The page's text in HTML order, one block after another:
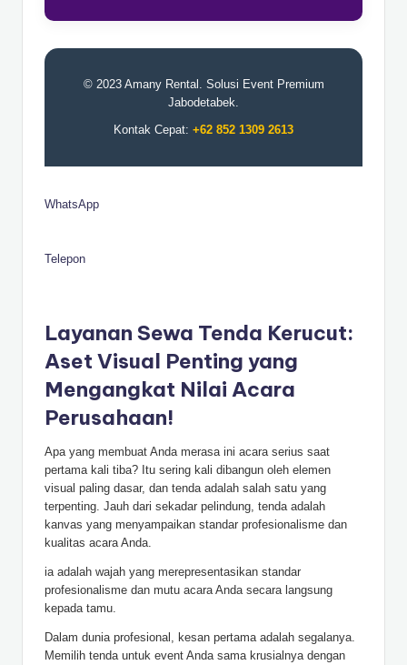
© 2023 Amany Rental. Solusi Event Premium
Jabodetabek.
Kontak Cepat: +62 852 1309 2613
WhatsApp
Telepon
Layanan Sewa Tenda Kerucut:
Aset Visual Penting yang
Mengangkat Nilai Acara
Perusahaan!
Apa yang membuat Anda merasa ini acara serius saat
pertama kali tiba? Itu sering kali dibangun oleh elemen
visual paling dasar, dan tenda adalah salah satu yang
terpenting. Jauh dari sekadar pelindung, tenda adalah
kanvas yang menyampaikan standar profesionalisme dan
kualitas acara Anda.
ia adalah wajah yang merepresentasikan standar
profesionalisme dan mutu acara Anda secara langsung
kepada tamu.
Dalam dunia profesional, kesan pertama adalah segalanya.
Memilih tenda untuk event Anda sama krusialnya dengan